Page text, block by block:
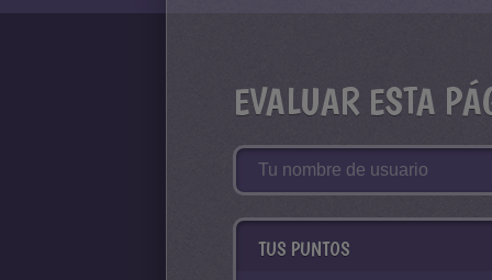
EVALUAR ESTA
TUS PUNTOS